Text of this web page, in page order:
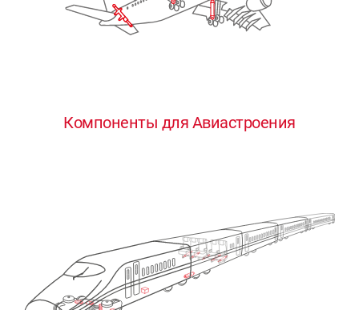
Компоненты для Авиастроения